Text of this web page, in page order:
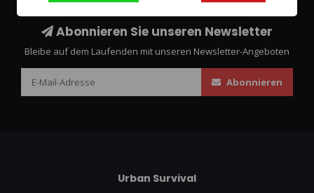
Abonnieren Sie unseren Newsletter
Bleibe auf dem Laufenden mit unseren Newsletter-Angeboten
Abonnieren
Urban Survival